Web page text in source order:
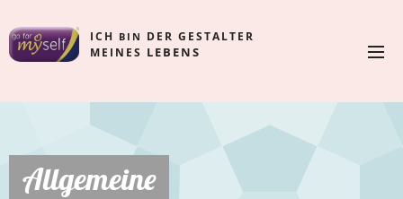
ICH BIN DER GESTALTER
MEINES LEBENS
Allgemeine